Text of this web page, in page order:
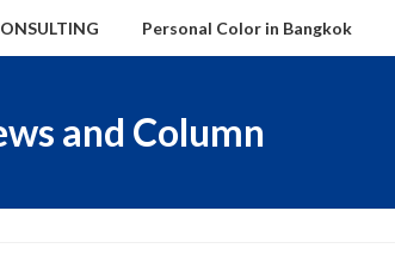
Personal Color in Bangkok
and Column